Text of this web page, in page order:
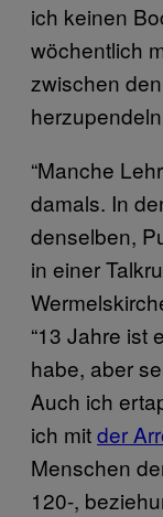
ich keinen
wöchentlich
zwischen
“Manche
damals. In
denselben,
in einer
“13 Jahre ist
habe, aber
Auch ich
ich mitder
Menschen
120-,